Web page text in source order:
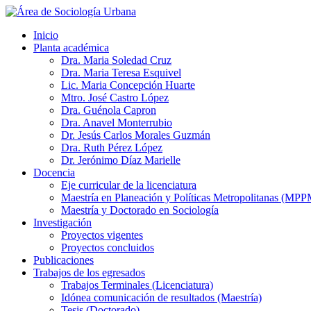
Inicio
Planta académica
Dra. Maria Soledad Cruz
Dra. Maria Teresa Esquivel
Lic. Maria Concepción Huarte
Mtro. José Castro López
Dra. Guénola Capron
Dra. Anavel Monterrubio
Dr. Jesús Carlos Morales Guzmán
Dra. Ruth Pérez López
Dr. Jerónimo Díaz Marielle
Docencia
Eje curricular de la licenciatura
Maestría en Planeación y Políticas Metropolitanas
Maestría y Doctorado en Sociología
Investigación
Proyectos vigentes
Proyectos concluidos
Publicaciones
Trabajos de los egresados
Trabajos Terminales (Licenciatura)
Idónea comunicación de resultados (Maestría)